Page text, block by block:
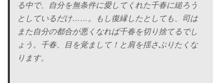
る中で、自分を無条件に愛してくれた千春に縋ろう
としているだけ……。もし復縁したとしても、司は
また自分の都合が悪くなれば千春を切り捨てるでし
ょう。千春、目を覚まして！と肩を揺さぶりたくな
ります。